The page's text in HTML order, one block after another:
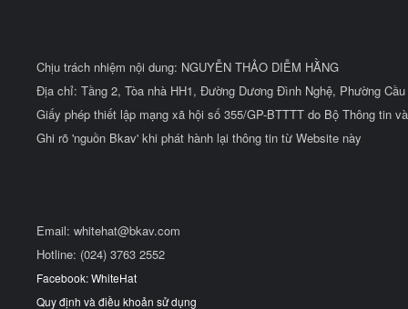
Chịu trách nhiệm nội dung: NGUYỄN THẢO DIỄM HẰNG
Địa chỉ: Tầng 2, Tòa nhà HH1, Đường Dương Đình Nghệ, Phường
Giấy phép thiết lập mạng xã hội số 355/GP-BTTTT do Bộ Thông tin
Ghi rõ 'nguồn Bkav' khi phát hành lại thông tin từ Website này
Email: whitehat@bkav.com
Hotline: (024) 3763 2552
Facebook: WhiteHat
Quy định và điều khoản sử dụng